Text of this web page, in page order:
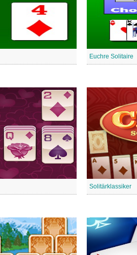
Euchre Solitaire
Solitärklassiker